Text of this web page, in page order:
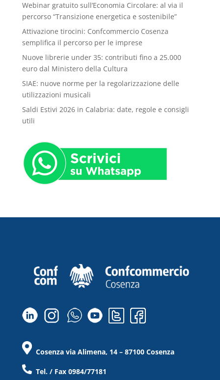
Webinar gratuito sull’Economia Circolare: al via il
percorso “Transizione energetica e sostenibile”
Attivazione tirocini: Confcommercio Cosenza
semplifica il percorso per le imprese
Nuove librerie under 35: contributi fino a 25.000
euro dal Ministero della Cultura
SIAE: nuove norme per la regolarizzazione delle
utilizzazioni musicali
Saldi Estivi 2026 in Calabria: date, regole e consigli
utili
Cosenza via Alimena, 14 – 87100 Cosenza
Tel. / Fax 0984/77181